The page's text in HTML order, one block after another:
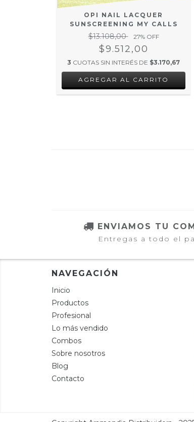
OPI NAIL LACQUER
SUNSCREENING MY CALLS
$13.108,00 27% OFF
$9.512,00
3 CUOTAS SIN INTERÉS DE $3.170,67
ENVIAMOS TU
Entregas a todo el
NAVEGACIÓN
Inicio
Productos
Profesional
Lo más vendido
Combos
Sobre nosotros
Blog
Contacto